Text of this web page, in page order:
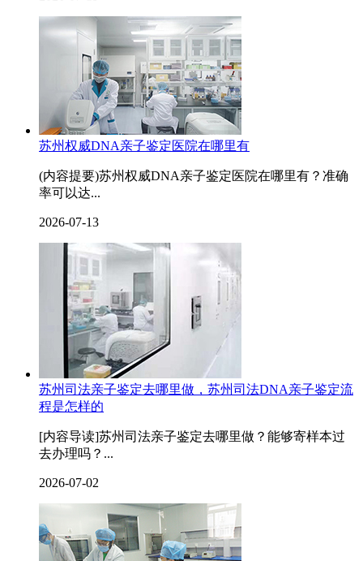
苏州权威DNA亲子鉴定医院在哪里有
(内容提要)苏州权威DNA亲子鉴定医院在哪里有？准确
率可以达...
2026-07-13
苏州司法亲子鉴定去哪里做，苏州司法DNA亲子鉴定流
程是怎样的
[内容导读]苏州司法亲子鉴定去哪里做？能够寄样本过
去办理吗？...
2026-07-02